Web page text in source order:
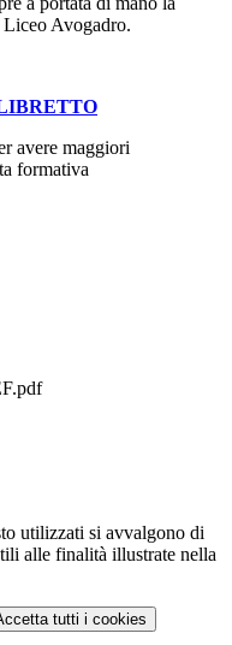
Liceo Avogadro.
avere maggiori
formativa
utilizzati si avvalgono di
alle finalità illustrate nella
tutti i cookies